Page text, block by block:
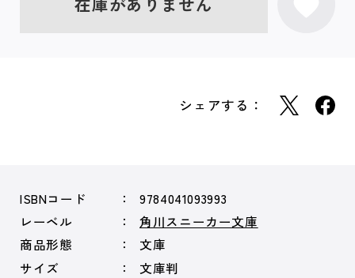
シェアする：
ISBNコード
9784041093993
レーベル
角川スニーカー文庫
商品形態
文庫
サイズ
文庫判